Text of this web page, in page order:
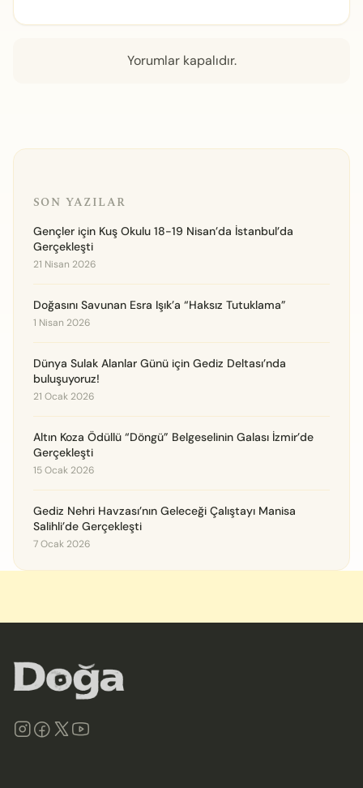
Yorumlar kapalıdır.
SON YAZILAR
Gençler için Kuş Okulu 18-19 Nisan’da İstanbul’da
Gerçekleşti
21 Nisan 2026
Doğasını Savunan Esra Işık’a “Haksız Tutuklama”
1 Nisan 2026
Dünya Sulak Alanlar Günü için Gediz Deltası’nda
buluşuyoruz!
21 Ocak 2026
Altın Koza Ödüllü “Döngü” Belgeselinin Galası İzmir’de
Gerçekleşti
15 Ocak 2026
Gediz Nehri Havzası’nın Geleceği Çalıştayı Manisa
Salihli’de Gerçekleşti
7 Ocak 2026